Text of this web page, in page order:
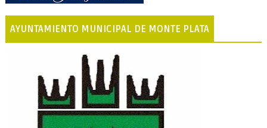
AYUNTAMIENTO MUNICIPAL DE MONTE PLATA